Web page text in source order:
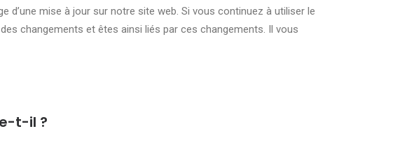
d’une mise à jour sur notre site web. Si vous continuez à utiliser le
changements et êtes ainsi liés par ces changements. Il vous
t-il ?